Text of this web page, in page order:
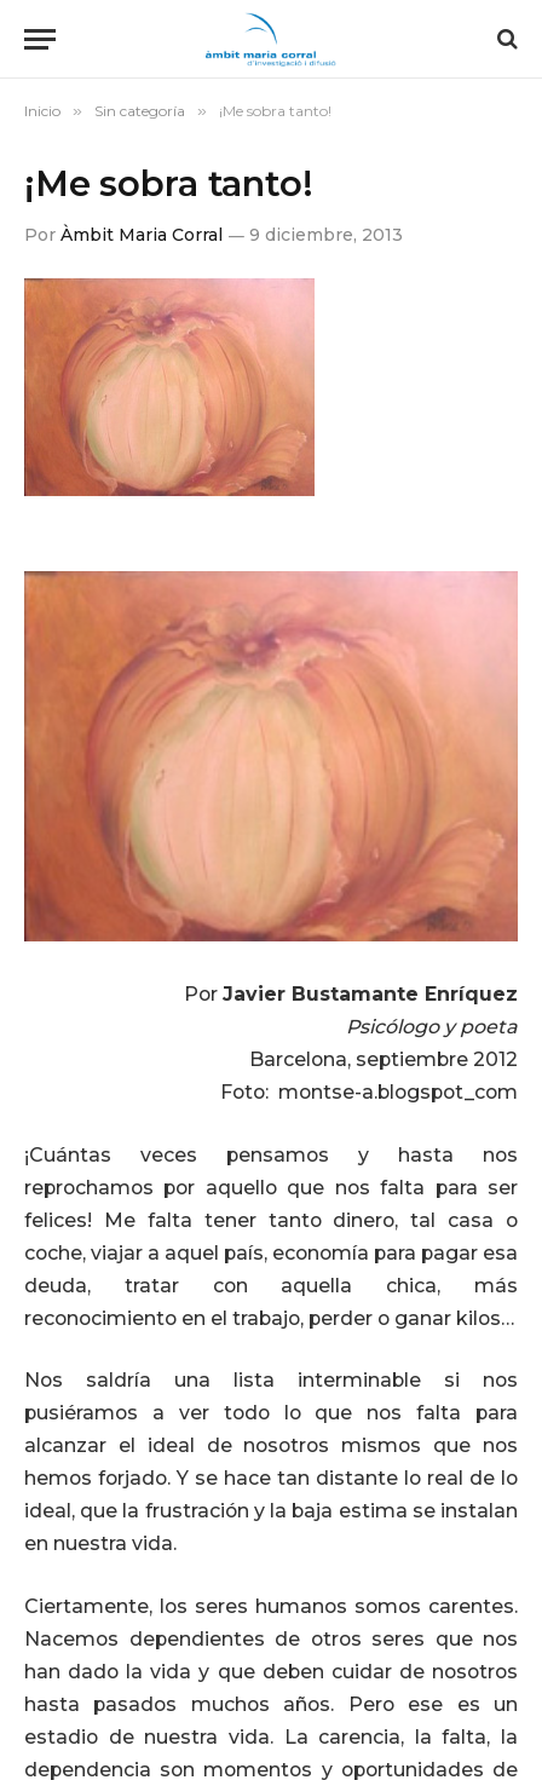
Inicio » Sin categoría » ¡Me sobra tanto!
¡Me sobra tanto!
Por Àmbit Maria Corral 9 diciembre, 2013
Por Javier Bustamante Enríquez
Psicólogo y poeta
Barcelona, septiembre 2012
Foto: montse-a.blogspot_com
¡Cuántas veces pensamos y hasta nos
reprochamos por aquello que nos falta para ser
felices! Me falta tener tanto dinero, tal casa o
coche, viajar a aquel país, economía para pagar esa
deuda, tratar con aquella chica, más
reconocimiento en el trabajo, perder o ganar kilos…
Nos saldría una lista interminable si nos
pusiéramos a ver todo lo que nos falta para
alcanzar el ideal de nosotros mismos que nos
hemos forjado. Y se hace tan distante lo real de lo
ideal, que la frustración y la baja estima se instalan
en nuestra vida.
Ciertamente, los seres humanos somos carentes.
Nacemos dependientes de otros seres que nos
han dado la vida y que deben cuidar de nosotros
hasta pasados muchos años. Pero ese es un
estadio de nuestra vida. La carencia, la falta, la
dependencia son momentos y oportunidades de